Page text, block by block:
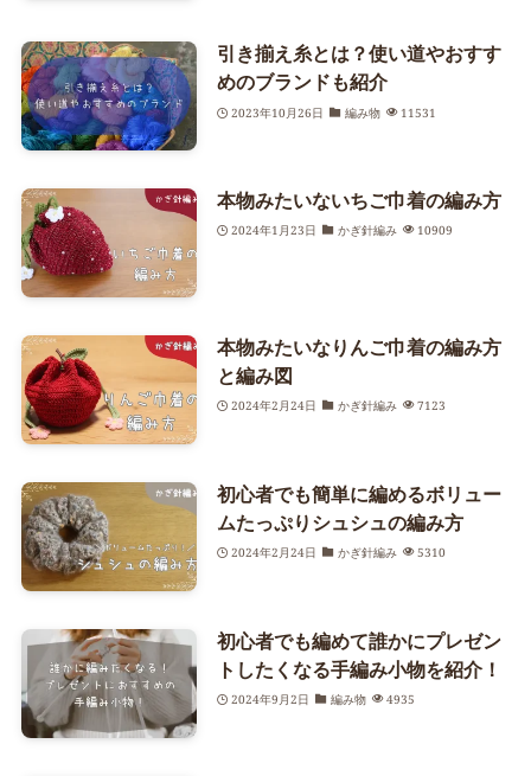
引き揃え糸とは？使い道やおすす
めのブランドも紹介
2023年10月26日 編み物 11531
本物みたいないちご巾着の編み方
2024年1月23日 かぎ針編み 10909
本物みたいなりんご巾着の編み方
と編み図
2024年2月24日 かぎ針編み 7123
初心者でも簡単に編めるボリュー
ムたっぷりシュシュの編み方
2024年2月24日 かぎ針編み 5310
初心者でも編めて誰かにプレゼン
トしたくなる手編み小物を紹介！
2024年9月2日 編み物 4935